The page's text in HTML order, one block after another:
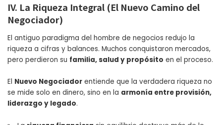
IV. La Riqueza Integral (El Nuevo Camino del
Negociador)
El antiguo paradigma del hombre de negocios redujo la
riqueza a cifras y balances. Muchos conquistaron mercados,
pero perdieron su familia, salud y propósito en el proceso.
El Nuevo Negociador entiende que la verdadera riqueza no
se mide solo en dinero, sino en la armonía entre provisión,
liderazgo y legado.